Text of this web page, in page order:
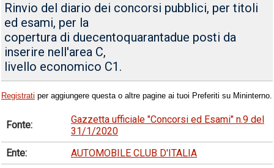
Rinvio del diario dei concorsi pubblici, per titoli
ed esami, per la
copertura di duecentoquarantadue posti da
inserire nell'area C,
livello economico C1.
Registrati per aggiungere questa o altre pagine ai tuoi Preferiti su Mininterno.
Fonte:
Gazzetta ufficiale "Concorsi ed Esami" n.9 del
31/1/2020
Ente:
AUTOMOBILE CLUB D'ITALIA